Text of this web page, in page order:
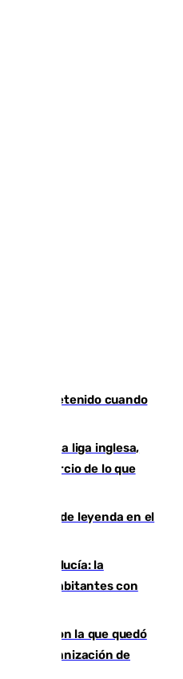
y es detenido cuando
de la quinta liga inglesa,
a un tercio de lo que
legado de leyenda en el
en Andalucía: la
de habitantes con
mujer con la que quedó
e indemnización de